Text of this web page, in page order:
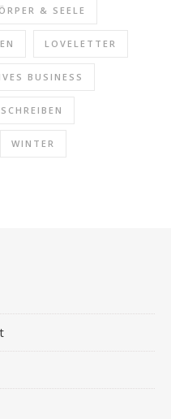
& SEELE
LOVELETTER
BUSINESS
SCHREIBEN
WINTER